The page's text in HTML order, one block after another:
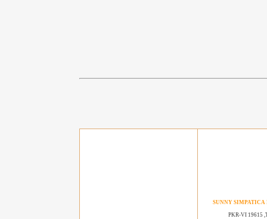
SUNNY SIMPATICA
PKR-VI 19615